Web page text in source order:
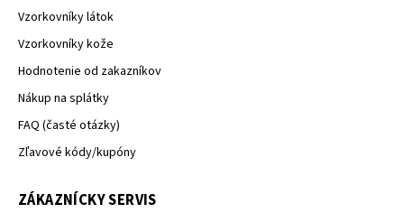
Vzorkovníky látok
Vzorkovníky kože
Hodnotenie od zakazníkov
Nákup na splátky
FAQ (časté otázky)
Zľavové kódy/kupóny
ZÁKAZNÍCKY SERVIS